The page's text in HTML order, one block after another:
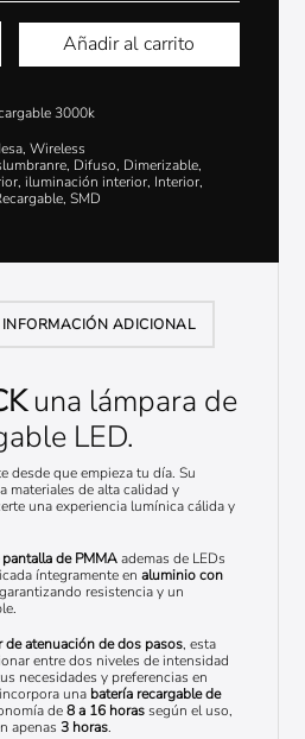
Añadir al carrito
3000k
,Wireless
, Difuso, Dimerizable,
, iluminación interior, Interior,
,SMD
INFORMACIÓN ADICIONAL
una lámpara de
LED.
desde que empieza tu día. Su
materiales de alta calidad y
una experiencia lumínica cálida y
de PMMAademas de LEDs
íntegramente enaluminio con
resistencia y un
de atenuación de dos pasos, esta
entre dos niveles de intensidad
necesidades y preferencias en
una batería recargable de
de8 a 16 horassegún el uso,
apenas3 horas.